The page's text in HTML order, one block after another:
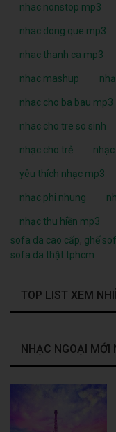
nhac nonstop mp3
nhac dong que mp3
nhac thanh ca mp3
nhạc mashup
nhac cho ba bau mp3
nhac cho tre so sinh
nhạc cho trẻ
yêu thích nhạc mp3
nhạc phi nhung
nhạc thu hiền mp3
sofa da cao cấp, ghế
sofa da thật tphcm
TOP LIST XEM
NHẠC NGOẠI MỚI